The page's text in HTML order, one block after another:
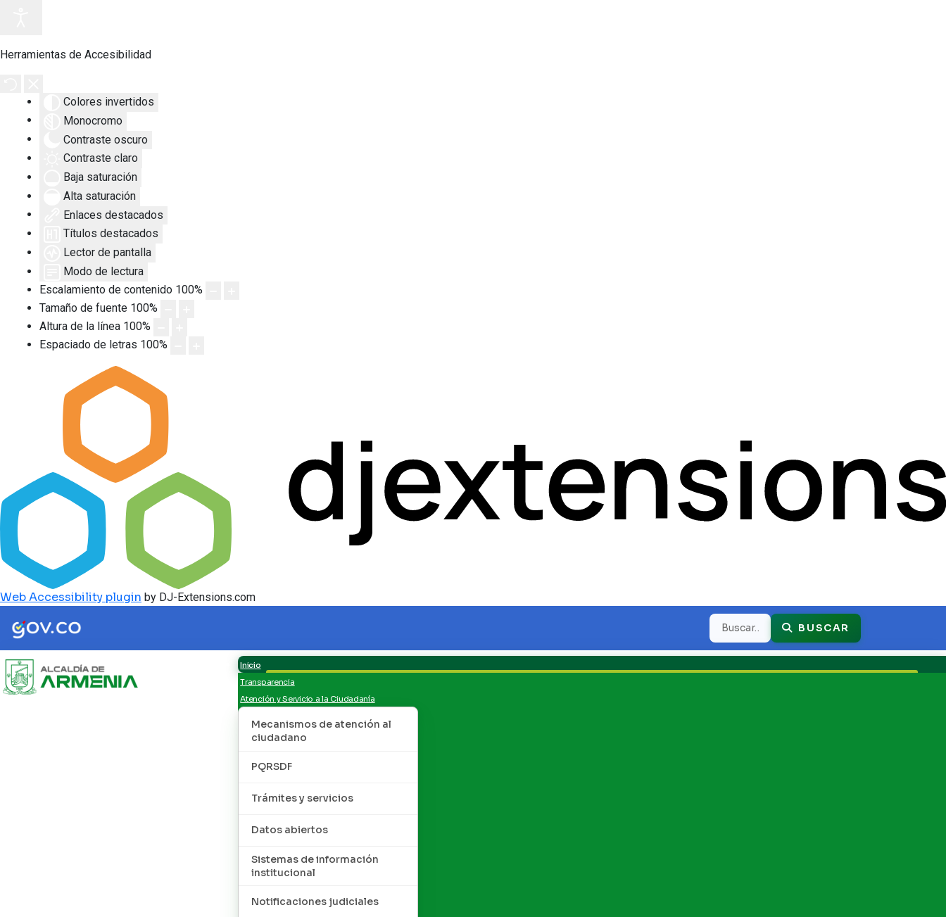
Herramientas de Accesibilidad
Colores invertidos
Monocromo
Contraste oscuro
Contraste claro
Baja saturación
Alta saturación
Enlaces destacados
Títulos destacados
Lector de pantalla
Modo de lectura
Escalamiento de contenido 100%
Tamaño de fuente 100%
Altura de la línea 100%
Espaciado de letras 100%
Web Accessibility plugin by DJ-Extensions.com
Buscar BUSCAR
Inicio
Transparencia
Atención y Servicio a la Ciudadanía
Mecanismos de atención al
ciudadano
PQRSDF
Trámites y servicios
Datos abiertos
Sistemas de información
institucional
Notificaciones judiciales